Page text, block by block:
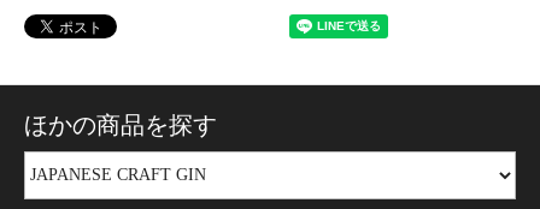
ほかの商品を探す